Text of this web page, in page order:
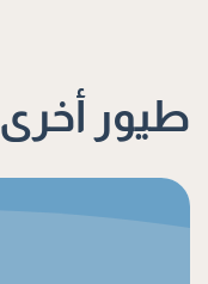
طيور أخرى